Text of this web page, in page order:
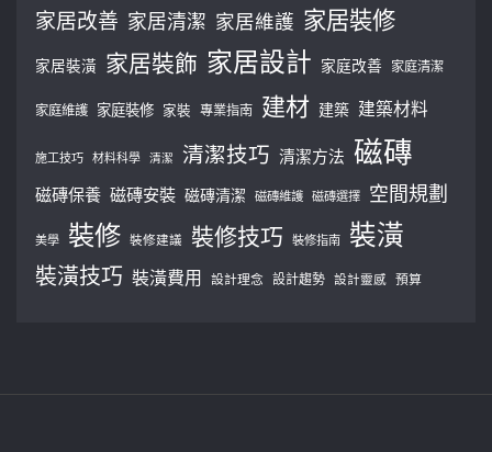
家居改善 家居清潔 家居維護 家居裝修
家居裝潢 家居裝飾 家居設計 家庭改善 家庭清潔
家庭維護 家庭裝修 家裝 專業指南 建材 建築 建築材料
施工技巧 材料科學 清潔 清潔技巧 清潔方法 磁磚
磁磚保養 磁磚安裝 磁磚清潔 磁磚維護 磁磚選擇 空間規劃
美學 裝修 裝修建議 裝修技巧 裝修指南 裝潢
裝潢技巧 裝潢費用 設計理念 設計趨勢 設計靈感 預算